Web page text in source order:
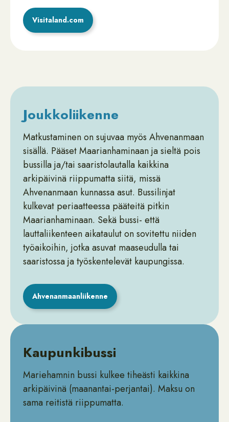
Visitaland.com
Joukkoliikenne
Matkustaminen on sujuvaa myös Ahvenanmaan
sisällä. Pääset Maarianhaminaan ja sieltä pois
bussilla ja/tai saaristolautalla kaikkina
arkipäivinä riippumatta siitä, missä
Ahvenanmaan kunnassa asut. Bussilinjat
kulkevat periaatteessa pääteitä pitkin
Maarianhaminaan. Sekä bussi- että
lauttaliikenteen aikataulut on sovitettu niiden
työaikoihin, jotka asuvat maaseudulla tai
saaristossa ja työskentelevät kaupungissa.
Ahvenanmaanliikenne
Kaupunkibussi
Mariehamnin bussi kulkee tiheästi kaikkina
arkipäivinä (maanantai-perjantai). Maksu on
sama reitistä riippumatta.